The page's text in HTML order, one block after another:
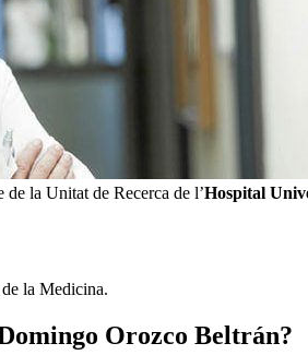
de la Unitat de Recerca de l’Hospital
la Medicina.
Orozco Beltrán?